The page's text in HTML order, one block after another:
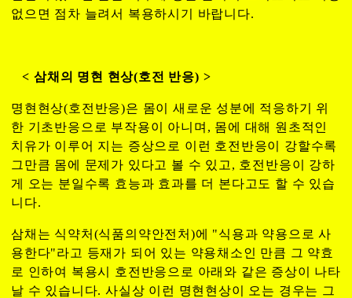
없으면 점차 늘려서 복용하시기 바랍니다.
< 삼채의 명현 현상(호전 반응) >
명현현상(호전반응)은 몸이 새로운 성분에 적응하기 위
한 기초반응으로 부작용이 아니며, 몸에 대해 원초적인
치유가 이루어 지는 증상으로 이런 호전반응이 강할수록
그만큼 몸에 문제가 있다고 볼 수 있고, 호전반응이 강하
게 오는 분일수록 효능과 효과를 더 본다고도 할 수 있습
니다.
삼채는 식약처(식품의약안전처)에 "식용과 약용으로 사
용한다"라고 등재가 되어 있는 약용채소인 만큼 그 약효
로 인하여 복용시 호전반응으로 아래와 같은 증상이 나타
날 수 있습니다. 사실상 이런 명현현상이 오는 경우는 그